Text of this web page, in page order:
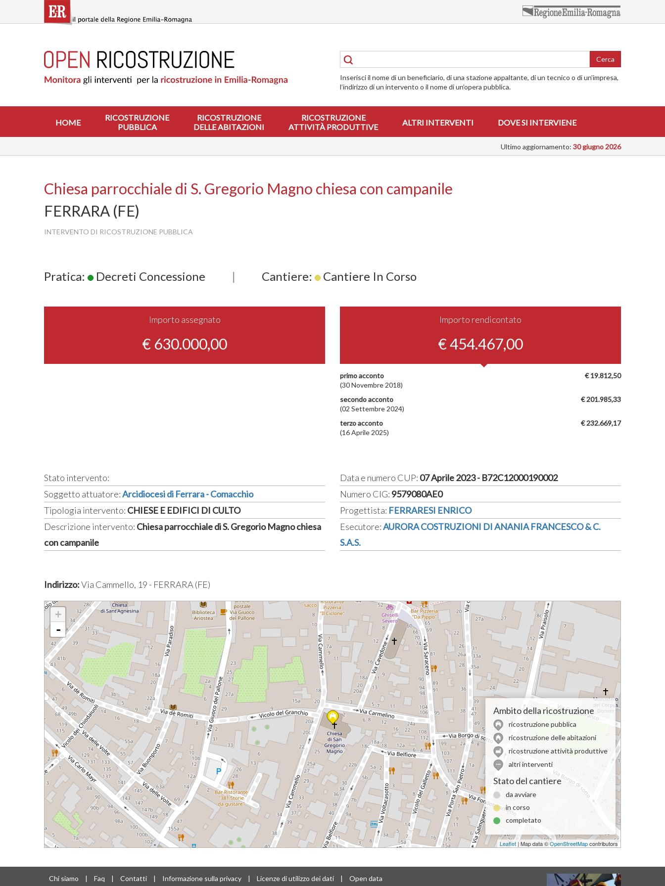
contenuto
RICOSTRUZIONE
PUBBLICA
ABITAZIONI
RICOSTRUZIONE
ATTIVITÀ
INTERVIENE
Cerca
Inserisci il nome di un beneficiario, di una stazione appaltante, di un tecnico o di un’impresa,
l’indirizzo di un intervento o il nome di un’opera pubblica.
HOME
RICOSTRUZIONE
PUBBLICA
RICOSTRUZIONE
DELLE ABITAZIONI
RICOSTRUZIONE
ATTIVITÀ PRODUTTIVE
ALTRI INTERVENTI DOVE SI INTERVIENE
Ultimo aggiornamento: 30 giugno 2026
Chiesa parrocchiale di S. Gregorio Magno chiesa con campanile
FERRARA (FE)
INTERVENTO DI RICOSTRUZIONE PUBBLICA
Pratica: Decreti Concessione | Cantiere: Cantiere In Corso
Importo assegnato
€ 630.000,00
Importo rendicontato
€ 454.467,00
€ 19.812,50
primo acconto
(30 Novembre 2018)
€ 201.985,33
secondo acconto
(02 Settembre 2024)
€ 232.669,17
terzo acconto
(16 Aprile 2025)
Stato intervento:
Soggetto attuatore:Arcidiocesi di Ferrara - Comacchio
Tipologia intervento: CHIESE E EDIFICI DI CULTO
Descrizione intervento: Chiesa parrocchiale di S. Gregorio Magno chiesa
con campanile
Data e numero CUP: 07 Aprile 2023 - B72C12000190002
Numero CIG: 9579080AE0
Progettista: FERRARESI ENRICO
Esecutore:AURORA COSTRUZIONI DI ANANIA FRANCESCO & C.
S.A.S.
Indirizzo:Via Cammello, 19 - FERRARA (FE)
+
-
Ambito della ricostruzione
ricostruzione pubblica
ricostruzione delle abitazioni
ricostruzione attività produttive
altri interventi
Stato del cantiere
da avviare
in corso
completato
Leaflet | Map data ©OpenStreetMapcontributors
Chi siamo | Faq | Contatti | Informazione sulla privacy | Licenze di utilizzo dei dati | Open data